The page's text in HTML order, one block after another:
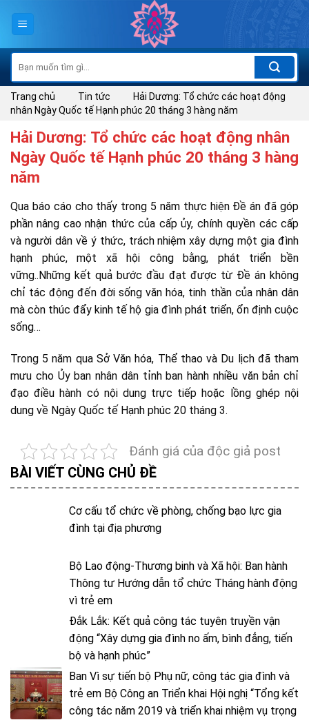
kiếm:
Trang chủ Tin tức
Hải Dương: Tổ chức các hoạt động
nhân Ngày Quốc tế Hạnh phúc 20 tháng 3 hàng năm
Hải Dương: Tổ chức các hoạt động nhân
Ngày Quốc tế Hạnh phúc 20 tháng 3 hàng
năm
Qua báo cáo cho thấy trong 5 năm thực hiện Đề án đã góp
phần nâng cao nhận thức của cấp ủy, chính quyền các cấp
và người dân về ý thức, trách nhiệm xây dựng một gia đình
hạnh phúc, một xã hội công bằng, phát triển bền
vững..Những kết quả bước đầu đạt được từ Đề án không
chỉ tác động đến đời sống văn hóa, tinh thần của nhân dân
mà còn thúc đẩy kinh tế hộ gia đình phát triển, ổn định cuộc
sống…
Trong 5 năm qua Sở Văn hóa, Thể thao và Du lịch đã tham
mưu cho Ủy ban nhân dân tỉnh ban hành nhiều văn bản chỉ
đạo điều hành có nội dung trực tiếp hoặc lồng ghép nội
dung về Ngày Quốc tế Hạnh phúc 20 tháng 3.
Đánh giá của độc giả post
BÀI VIẾT CÙNG CHỦ ĐỀ
Cơ cấu tổ chức về phòng, chống bạo lực gia
đình tại địa phương
Bộ Lao động-Thương binh và Xã hội: Ban hành
Thông tư Hướng dẫn tổ chức Tháng hành động
vì trẻ em
Đắk Lắk: Kết quả công tác tuyên truyền vận
động “Xây dựng gia đình no ấm, bình đẳng, tiến
bộ và hạnh phúc”
Ban Vì sự tiến bộ Phụ nữ, công tác gia đình và
trẻ em Bộ Công an Triển khai Hội nghị “Tổng kết
công tác năm 2019 và triển khai nhiệm vụ trọng